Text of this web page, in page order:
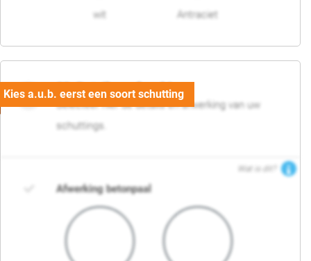
wit Antraciet
03. Detail en afwerking
Selecteer hier de details en afwerking van uw
schuttings.
Wat is dit?
Afwerking betonpaal